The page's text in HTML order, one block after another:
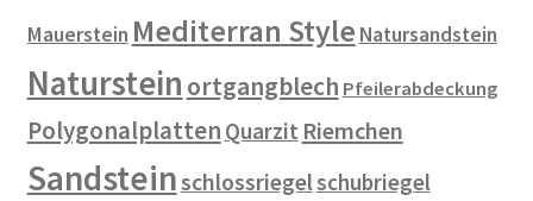
Mauerstein Mediterran Style Natursandstein
Naturstein ortgangblech Pfeilerabdeckung
Polygonalplatten Quarzit Riemchen
Sandsteinschlossriegelschubriegel